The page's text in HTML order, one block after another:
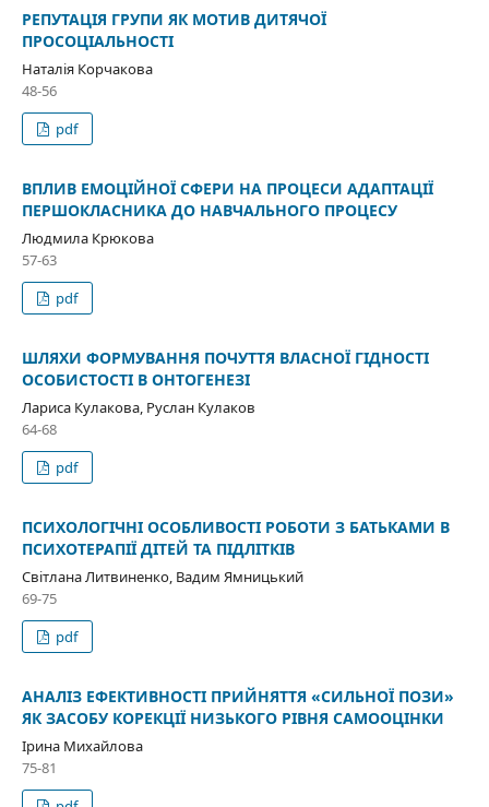
РЕПУТАЦІЯ ГРУПИ ЯК МОТИВ ДИТЯЧОЇ
ПРОСОЦІАЛЬНОСТІ
Наталія Корчакова
48-56
pdf
ВПЛИВ ЕМОЦІЙНОЇ СФЕРИ НА ПРОЦЕСИ АДАПТАЦІЇ
ПЕРШОКЛАСНИКА ДО НАВЧАЛЬНОГО ПРОЦЕСУ
Людмила Крюкова
57-63
pdf
ШЛЯХИ ФОРМУВАННЯ ПОЧУТТЯ ВЛАСНОЇ ГІДНОСТІ
ОСОБИСТОСТІ В ОНТОГЕНЕЗІ
Лариса Кулакова, Руслан Кулаков
64-68
pdf
ПСИХОЛОГІЧНІ ОСОБЛИВОСТІ РОБОТИ З БАТЬКАМИ В
ПСИХОТЕРАПІЇ ДІТЕЙ ТА ПІДЛІТКІВ
Світлана Литвиненко, Вадим Ямницький
69-75
pdf
АНАЛІЗ ЕФЕКТИВНОСТІ ПРИЙНЯТТЯ «СИЛЬНОЇ ПОЗИ»
ЯК ЗАСОБУ КОРЕКЦІЇ НИЗЬКОГО РІВНЯ САМООЦІНКИ
Ірина Михайлова
75-81